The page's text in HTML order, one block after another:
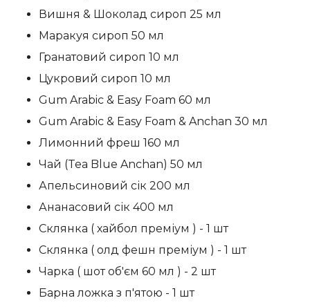
Вишня & Шоколад сироп 25 мл
Маракуя сироп 50 мл
Гранатовий сироп 10 мл
Цукровий сироп 10 мл
Gum Arabic & Easy Foam 60 мл
Gum Arabic & Easy Foam & Anchan 30 мл
Лимонний фреш 160 мл
Чай (Tea Blue Anchan) 50 мл
Апельсиновий сік 200 мл
Ананасовий сік 400 мл
Склянка ( хайбол преміум ) - 1 шт
Склянка ( олд фешн преміум ) - 1 шт
Чарка ( шот об'єм 60 мл ) - 2 шт
Барна ложка з п'ятою - 1 шт